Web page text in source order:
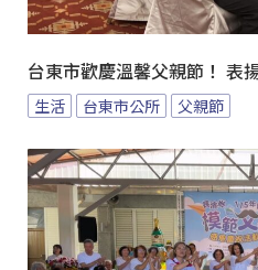
台東市歡慶溫馨父親節！ 表
生活 台東市公所 父親節